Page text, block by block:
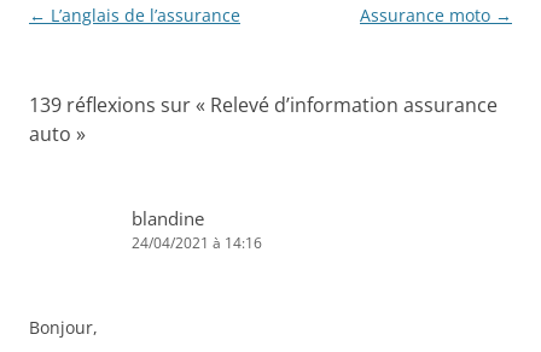
Navigation
← L’anglais de l’assurance Assurance moto →
139 réflexions sur « Relevé d’information assurance
auto »
blandine
24/04/2021 à 14:16
Bonjour,